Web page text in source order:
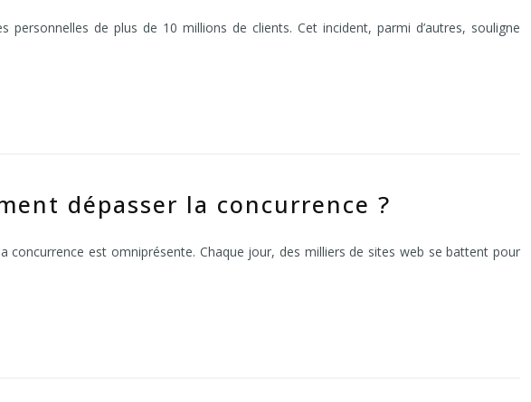
de plus de 10 millions de clients. Cet incident, parmi d’autres, souligne
dépasser la concurrence ?
concurrence est omniprésente. Chaque jour, des milliers de sites web se battent pour